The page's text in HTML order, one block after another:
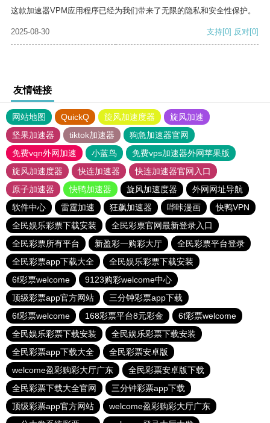
这款加速器VPM应用程序已经为我们带来了无限的隐私和安全性保护。
2025-08-30 支持[0] 反对[0]
友情链接
网站地图 QuickQ 旋风加速度器
旋风加速
坚果加速器
tiktok加速器
狗急加速器官网
免费vqn外网加速
小蓝鸟
免费vps加速器外网苹果版
旋风加速度器
快连加速器
快连加速器官网入口
原子加速器
快鸭加速器 旋风加速度器
外网网址导航
软件中心
雷霆加速 狂飙加速器 哔咔漫画
快鸭VPN
全民娱乐彩票下载安装
全民彩票官网最新登录入口
全民彩票所有平台
新盈彩一购彩大厅
全民彩票平台登录
全民彩票app下载大全
全民娱乐彩票下载安装
6f彩票welcome
9123购彩welcome中心
顶级彩票app官方网站
三分钟彩票app下载
6f彩票welcome
168彩票平台8元彩金
6f彩票welcome
全民娱乐彩票下载安装
全民娱乐彩票下载安装
全民彩票app下载大全
全民彩票安卓版
welcome盈彩购彩大厅广东
全民彩票安卓版下载
全民彩票下载大全官网
三分钟彩票app下载
顶级彩票app官方网站
welcome盈彩购彩大厅广东